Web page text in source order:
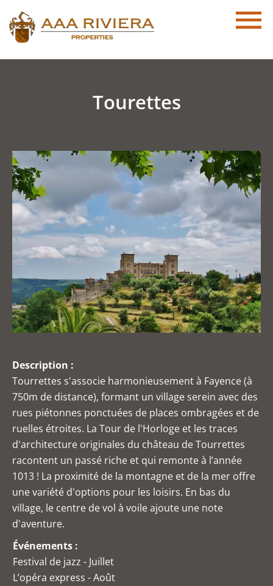
Tourettes
Description :
Tourrettes s'associe harmonieusement à Fayence (à
750m de distance), formant un village serein avec des
rues piétonnes ponctuées de places ombragées et de
ruelles étroites. La Tour de l'Horloge et les traces
d'architecture originales du château de Tourrettes
racontent un passé riche et qui remonte à l’année
1013 ! La proximité de la montagne et de la mer offre
une variété d'options pour les loisirs. En bas du
village, le centre de vol à voile ajoute une note
d'aventure.
Événements :
Festival de jazz - Juillet
L’opéra express - Août